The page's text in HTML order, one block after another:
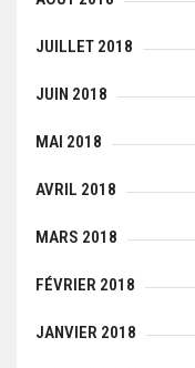
JUILLET 2018
JUIN 2018
MAI 2018
AVRIL 2018
MARS 2018
FÉVRIER 2018
JANVIER 2018